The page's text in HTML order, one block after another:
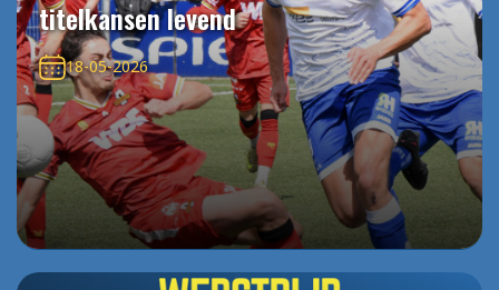
titelkansen levend
18-05-2026